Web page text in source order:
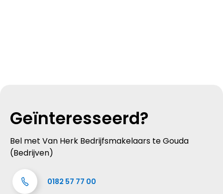
Geïnteresseerd?
Bel met Van Herk Bedrijfsmakelaars te Gouda
(Bedrijven)
0182 57 77 00